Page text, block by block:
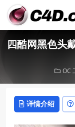
四酷网黑色头
OC
详情介绍